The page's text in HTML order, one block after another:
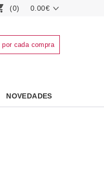
(0) 0.00€
por cada compra
NOVEDADES